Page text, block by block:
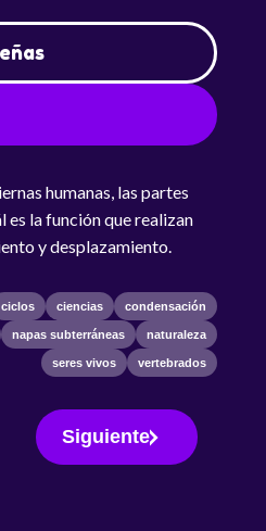
humanas, las partes
es la función que realizan
y desplazamiento.
ciclos ciencias condensación
napas subterráneas naturaleza
seres vivos vertebrados
Siguiente